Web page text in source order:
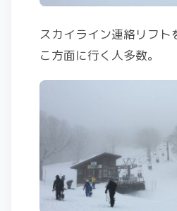
スカイライン連絡リフト
こ方面に行く人多数。